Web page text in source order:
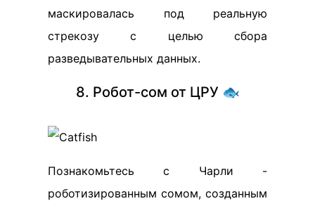
маскировалась под реальную
стрекозу с целью сбора
разведывательных данных.
8. Робот-сом от ЦРУ 🐟
Познакомьтесь с Чарли -
роботизированным сомом, созданным